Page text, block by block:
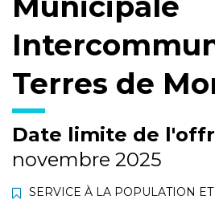
Terres de
Date limite de
novembre 2025
SERVICE À LA POPULATION